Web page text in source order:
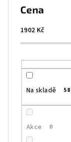
Cena
1902 Kč
Na skladě 58
Akce 0